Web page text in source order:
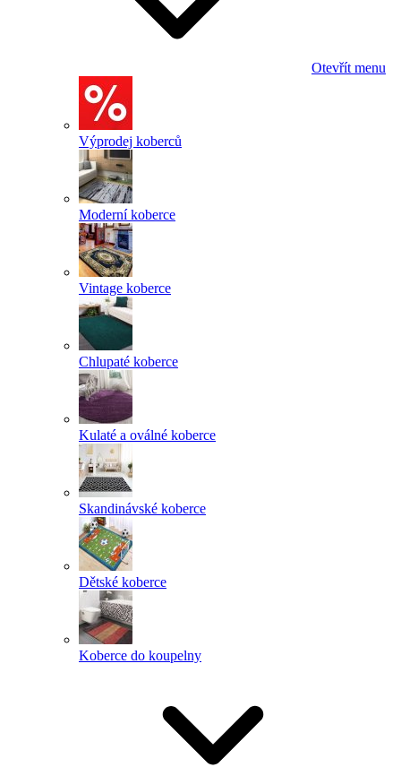
Otevřít menu
Výprodej koberců
Moderní koberce
Vintage koberce
Chlupaté koberce
Kulaté a oválné koberce
Skandinávské koberce
Dětské koberce
Koberce do koupelny